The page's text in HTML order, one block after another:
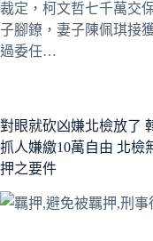
裁定，柯文哲七千萬交
子腳鐐，妻子陳佩琪接
過委任…
對眼就砍凶嫌北檢放了
抓人嫌繳10萬自由 北檢
押之要件